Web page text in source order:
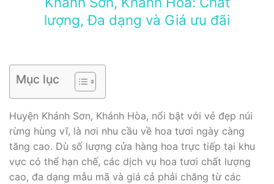
lượng, Đa dạng và Giá ưu đãi
Mục lục
Huyện Khánh Sơn, Khánh Hòa, nổi bật với vẻ đẹp núi
rừng hùng vĩ, là nơi nhu cầu về hoa tươi ngày càng
tăng cao. Dù số lượng cửa hàng hoa trực tiếp tại khu
vực có thể hạn chế, các dịch vụ hoa tươi chất lượng
cao, đa dạng mẫu mã và giá cả phải chăng từ các